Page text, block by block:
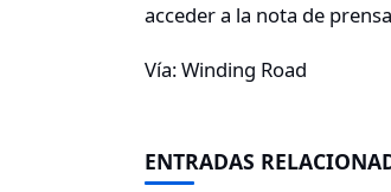
acceder a la nota de
Vía: Winding Road
ENTRADAS